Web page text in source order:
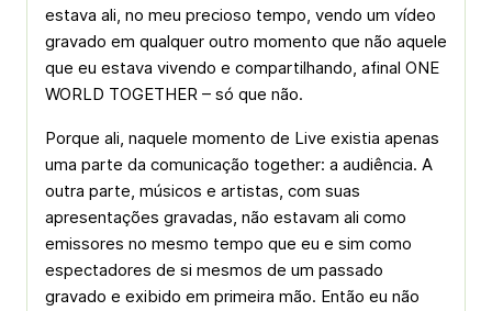
estava ali, no meu precioso tempo, vendo um vídeo
gravado em qualquer outro momento que não aquele
que eu estava vivendo e compartilhando, afinal ONE
WORLD TOGETHER – só que não.
Porque ali, naquele momento de Live existia apenas
uma parte da comunicação together: a audiência. A
outra parte, músicos e artistas, com suas
apresentações gravadas, não estavam ali como
emissores no mesmo tempo que eu e sim como
espectadores de si mesmos de um passado
gravado e exibido em primeira mão. Então eu não